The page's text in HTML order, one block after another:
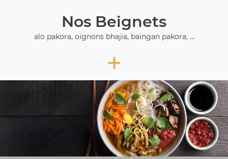
Nos Beignets
alo pakora, oignons bhajia, baingan pakora, ...
+